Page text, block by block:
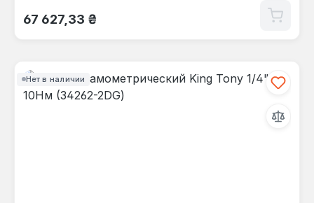
Обычная цена:
67 627,33 ₴
Нет в наличии